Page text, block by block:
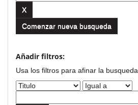
Comenzar nueva busqueda
Añadir filtros:
Usa los filtros para afinar la busqueda.